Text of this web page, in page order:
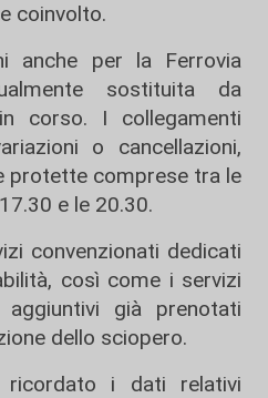
coinvolto.
anche per la Ferrovia
sostituita da
corso. I collegamenti
o cancellazioni,
protette comprese tra le
e le 20.30.
convenzionati dedicati
così come i servizi
già prenotati
dello sciopero.
ricordato i dati relativi